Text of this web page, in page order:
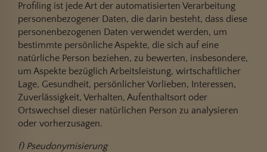
Profiling ist jede Art der automatisierten Verarbeitung
personenbezogener Daten, die darin besteht, dass diese
personenbezogenen Daten verwendet werden, um
bestimmte persönliche Aspekte, die sich auf eine
natürliche Person beziehen, zu bewerten, insbesondere,
um Aspekte bezüglich Arbeitsleistung, wirtschaftlicher
Lage, Gesundheit, persönlicher Vorlieben, Interessen,
Zuverlässigkeit, Verhalten, Aufenthaltsort oder
Ortswechsel dieser natürlichen Person zu analysieren
oder vorherzusagen.
f) Pseudonymisierung